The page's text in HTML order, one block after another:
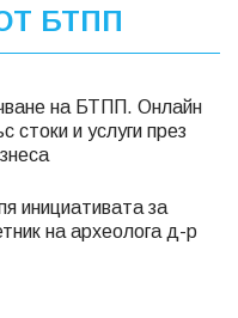
БТПП
на БТПП. Онлайн
стоки и услуги през
инициативата за
на археолога д-р